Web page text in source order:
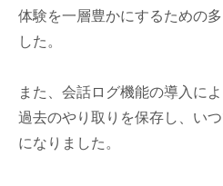
体験を一層豊かにするための
した。
また、会話ログ機能の導入に
過去のやり取りを保存し、い
になりました。